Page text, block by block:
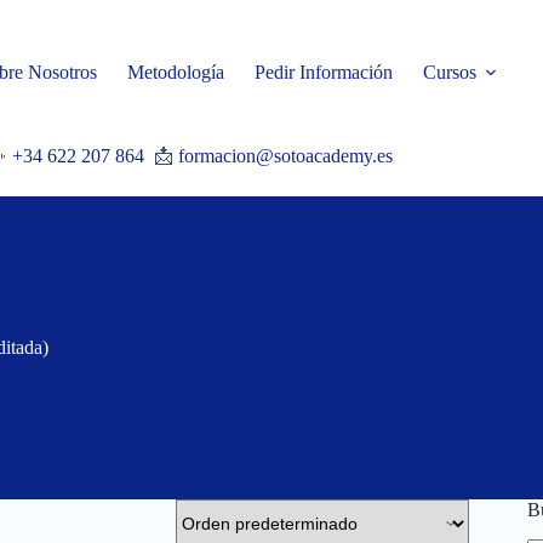
Nosotros Metodología Pedir Información Cursos
+34 622 207 864📩 formacion@sotoacademy.es